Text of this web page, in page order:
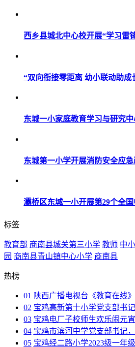
西乡县城北中心校开展“学习雷
“双向衔接零距离 幼小联动助
东城一小家庭教育学习与研究
东城第一小学开展消防安全应
灞桥区东城一小开展第29个全
标签
教育部 商南县城关第三小学 教师 中
园 商南县青山镇中心小学 商南县
热榜
01 陕西广播电视台《教育在线
02 宝鸡高新第十小学党支部书
03 宝鸡电厂子校师生欢乐闹元宵
04 宝鸡市滨河中学党支部书记
05 宝鸡经二路小学2023级一年